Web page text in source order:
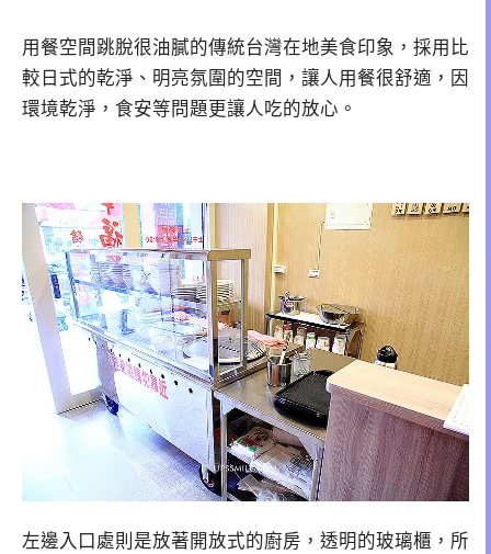
用餐空間跳脫很油膩的傳統台灣在地美食印象，採用比
較日式的乾淨、明亮氛圍的空間，讓人用餐很舒適，因
環境乾淨，食安等問題更讓人吃的放心。
左邊入口處則是放著開放式的廚房，透明的玻璃櫃，所